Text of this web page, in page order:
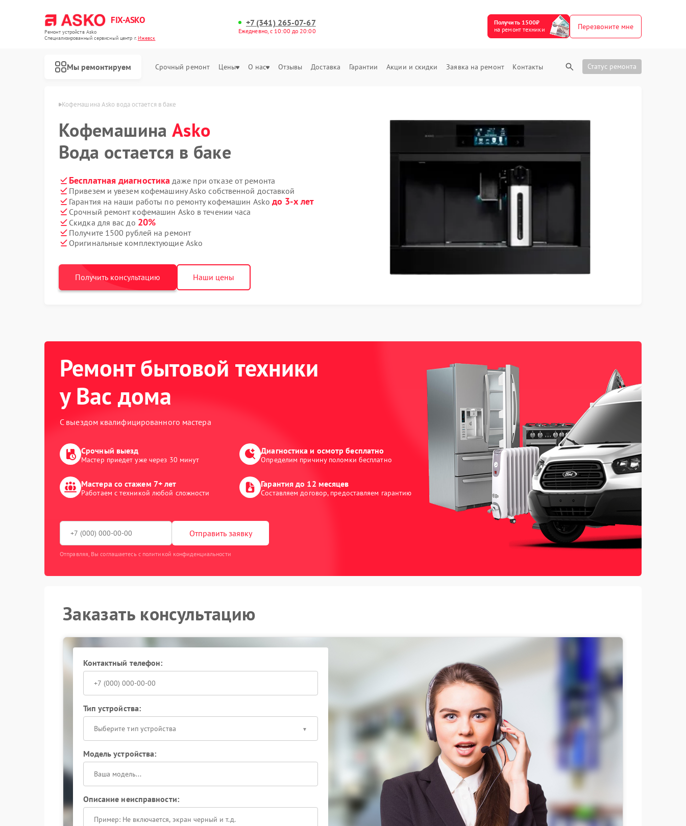
FIX-ASKO
Ремонт устройств Asko
Специализированный cервисный центр г.Ижевск
+7 (341) 265-07-67
Ежедневно, с 10:00 до 20:00
Получить 1500₽
на ремонт техники
Перезвоните мне
Мы ремонтируем Срочный ремонт Цены О нас Отзывы Доставка Гарантии Акции и скидки Заявка на ремонт Контакты Статус ремонта
Кофемашина Asko вода остается в баке
Кофемашина Asko
Вода остается в баке
Бесплатная диагностика даже при отказе от ремонта
Привезем и увезем кофемашину Asko собственной доставкой
Гарантия на наши работы по ремонту кофемашин Asko до 3-х лет
Срочный ремонт кофемашин Asko в течении часа
Скидка для вас до 20%
Получите 1500 рублей на ремонт
Оригинальные комплектующие Asko
Получить консультацию Наши цены
Ремонт бытовой техники
у Вас дома
С выездом квалифицированного мастера
Срочный выезд
Мастер приедет уже через 30 минут
Диагностика и осмотр бесплатно
Определим причину поломки бесплатно
Мастера со стажем 7+ лет
Работаем с техникой любой сложности
Гарантия до 12 месяцев
Составляем договор, предоставляем гарантию
Отправить заявку
Отправляя, Вы соглашаетесь с политикой конфиденциальности
Заказать консультацию
Контактный телефон:
Тип устройства:
Выберите тип устройства
Модель устройства:
Описание неисправности: